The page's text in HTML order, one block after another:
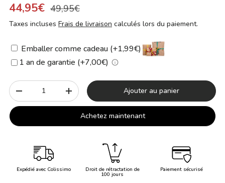
44,95€ 49,95€
Taxes incluses Frais de livraison calculés lors du paiement.
Emballer comme cadeau (+1,99€)
1 an de garantie (+7,00€)
Qté
-
+ Ajouter au panier
Achetez maintenant
Expédié avec Colissimo Droit de rétractation de
100 jours
Paiement sécurisé